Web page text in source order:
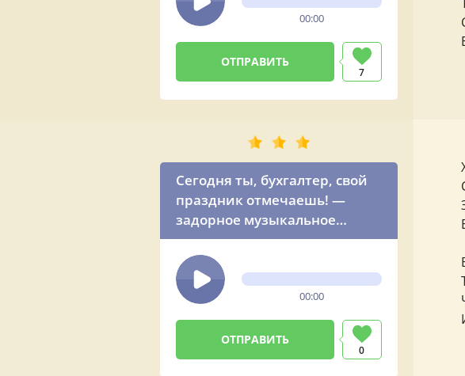
00:00
7
Сегодня ты, бухгалтер, свой
праздник отмечаешь! —
задорное музыкальное
поздравление с праздником
00:00
0